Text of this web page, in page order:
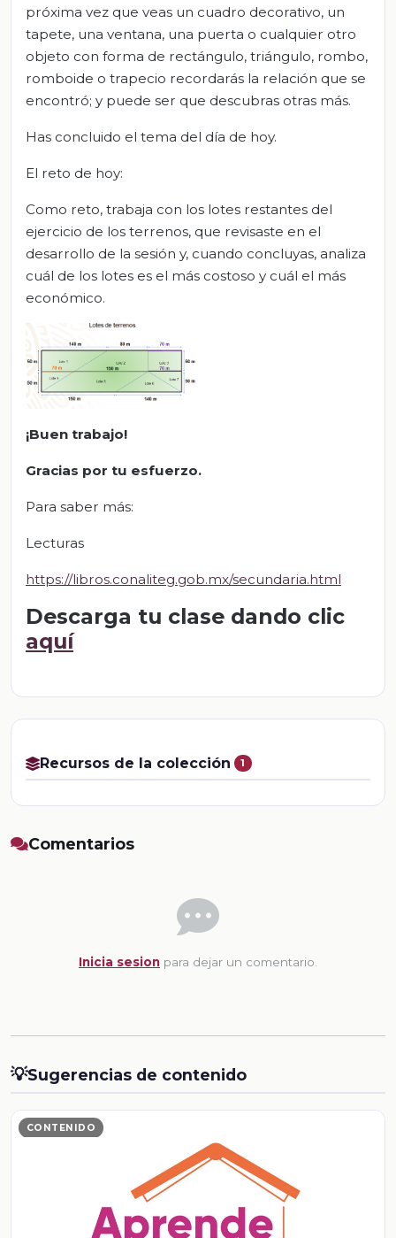
próxima vez que veas un cuadro decorativo, un
tapete, una ventana, una puerta o cualquier otro
objeto con forma de rectángulo, triángulo, rombo,
romboide o trapecio recordarás la relación que se
encontró; y puede ser que descubras otras más.
Has concluido el tema del día de hoy.
El reto de hoy:
Como reto, trabaja con los lotes restantes del
ejercicio de los terrenos, que revisaste en el
desarrollo de la sesión y, cuando concluyas, analiza
cuál de los lotes es el más costoso y cuál el más
económico.
¡Buen trabajo!
Gracias por tu esfuerzo.
Para saber más:
Lecturas
https://libros.conaliteg.gob.mx/secundaria.html
Descarga tu clase dando clic
aquí
Recursos de la colección 1
Comentarios
Inicia sesion para dejar un comentario.
💡Sugerencias de contenido
CONTENIDO